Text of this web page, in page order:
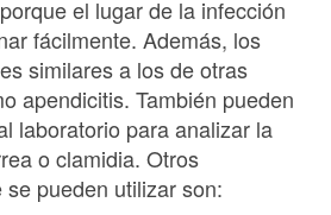
el lugar de la infección
fácilmente. Además, los
similares a los de otras
apendicitis. También pueden
laboratorio para analizar la
o clamidia. Otros
pueden utilizar son: